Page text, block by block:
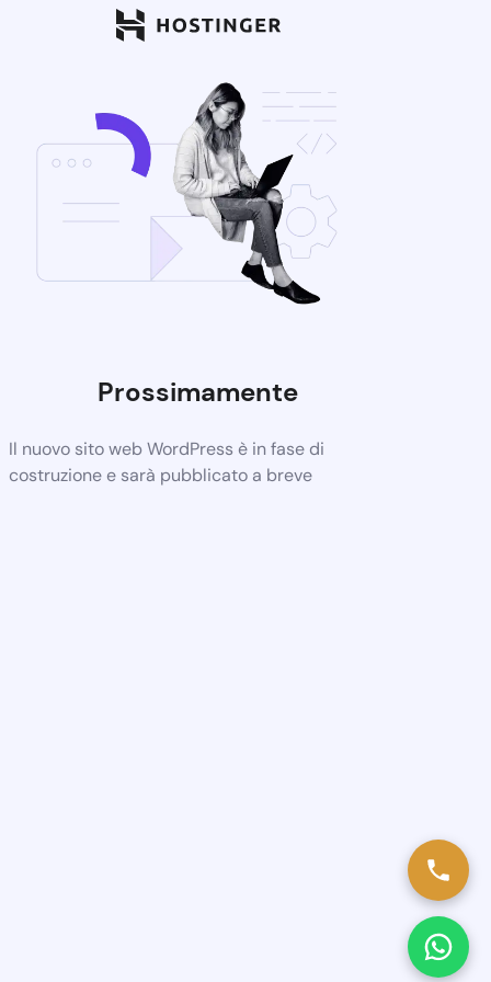
Prossimamente
Il nuovo sito web WordPress è in fase di
costruzione e sarà pubblicato a breve